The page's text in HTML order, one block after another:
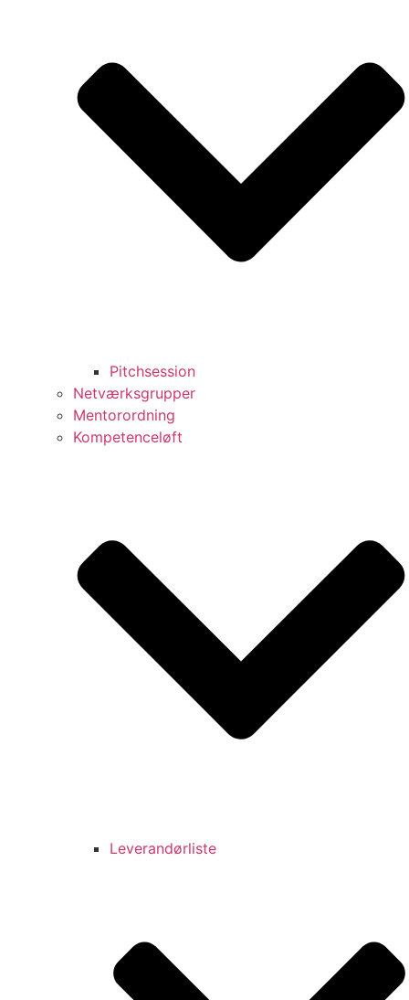
Pitchsession
Netværksgrupper
Mentorordning
Kompetenceløft
Leverandørliste